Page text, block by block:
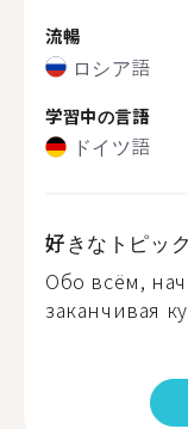
流暢
ロシア語
学習中の言語
ドイツ語
好きなトピック
Обо всём,
заканчивая